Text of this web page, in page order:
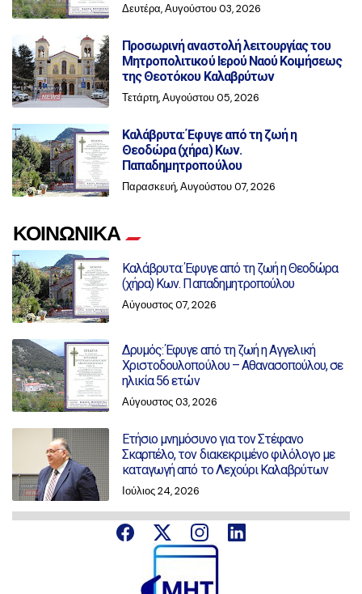
Δευτέρα, Αυγούστου 03, 2026
Προσωρινή αναστολή λειτουργίας του
Μητροπολιτικού Ιερού Ναού Κοιμήσεως
της Θεοτόκου Καλαβρύτων
Τετάρτη, Αυγούστου 05, 2026
Καλάβρυτα: Έφυγε από τη ζωή η
Θεοδώρα (χήρα) Κων.
Παπαδημητροπούλου
Παρασκευή, Αυγούστου 07, 2026
ΚΟΙΝΩΝΙΚΑ
Καλάβρυτα: Έφυγε από τη ζωή η Θεοδώρα
(χήρα) Κων. Παπαδημητροπούλου
Αύγουστος 07, 2026
Δρυμός: Έφυγε από τη ζωή η Αγγελική
Χριστοδουλοπούλου – Αθανασοπούλου, σε
ηλικία 56 ετών
Αύγουστος 03, 2026
Ετήσιο μνημόσυνο για τον Στέφανο
Σκαρπέλο, τον διακεκριμένο φιλόλογο με
καταγωγή από το Λεχούρι Καλαβρύτων
Ιούλιος 24, 2026